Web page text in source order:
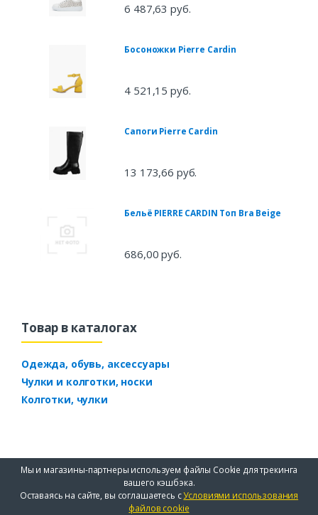
6 487,63 руб.
Босоножки Pierre Cardin
4 521,15 руб.
Сапоги Pierre Cardin
13 173,66 руб.
Бельё PIERRE CARDIN Топ Bra Beige
686,00 руб.
Товар в каталогах
Одежда, обувь, аксессуары
Чулки и колготки, носки
Колготки, чулки
Мы и магазины-партнеры используем файлы Cookie для трекинга
вашего кэшбэка.
Оставаясь на сайте, вы соглашаетесь сУсловиями использования
файлов cookie